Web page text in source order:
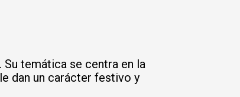
temática se centra en la
dan un carácter festivo y